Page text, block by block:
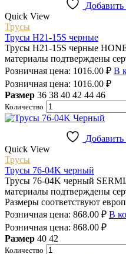
Quick View
Трусы
Трусы H21-15S черные
Трусы H21-15S черные
материалы подтверждены
Розничная цена: 1016.00 ₽ В
Розничная цена: 1016.00 ₽
Размер 36 38 40 42 44 46
Количество
Quick View
Трусы
Трусы 76-04K черный
Трусы 76-04K черный
материалы подтверждены
Размеры соответствуют
Розничная цена: 868.00 ₽ В
Розничная цена: 868.00 ₽
Размер 40 42
Количество